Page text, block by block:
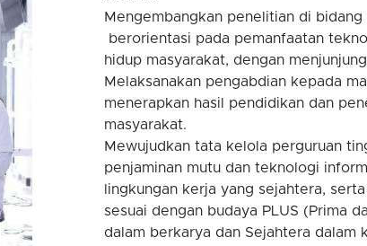
Mengembangkan penelitian di
berorientasi pada pemanfaatan
hidup masyarakat, dengan
Melaksanakan pengabdian kepada
menerapkan hasil pendidikan dan
masyarakat.
Mewujudkan tata kelola perguruan
penjaminan mutu dan teknologi
lingkungan kerja yang sejahtera,
sesuai dengan budaya PLUS (Prima
dalam berkarya dan Sejahtera dalam